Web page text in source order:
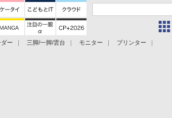
ー 三脚/一脚/雲台 モニター
プリンター